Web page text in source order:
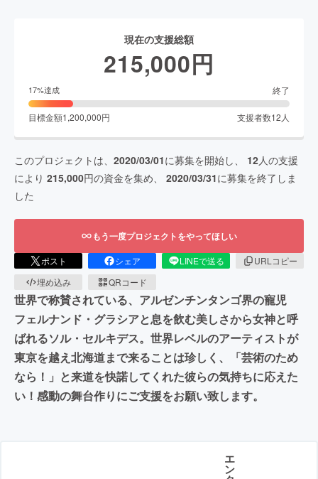
現在の支援総額
215,000円
17%達成 終了
目標金額1,200,000円 支援者数12 人
このプロジェクトは、 2020/03/01に募集を開始し、 12人の支援
により 215,000円の資金を集め、 2020/03/31に募集を終了しま
した
もう一度プロジェクトをやってほしい
ポスト シェア LINEで送る
URLコピー
埋め込み
QRコード
世界で称賛されている、アルゼンチンタンゴ界の寵児
フェルナンド・グラシアと息を飲む美しさから女神と呼
ばれるソル・セルキデス。世界レベルのアーティストが
東京を越え北海道まで来ることは珍しく、「芸術のため
なら！」と来道を快諾してくれた彼らの気持ちに応えた
い！感動の舞台作りにご支援をお願い致します。
エ
ン